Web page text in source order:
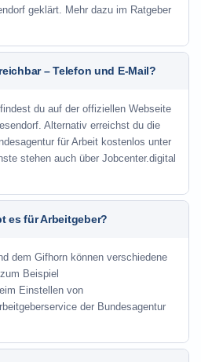
geklärt. Mehr dazu im Ratgeber
– Telefon und E-Mail?
du auf der offiziellen Webseite
Alternativ erreichst du die
für Arbeit kostenlos unter
stehen auch über Jobcenter.digital
es für Arbeitgeber?
dem Gifhorn können verschiedene
Beispiel
Einstellen von
der Bundesagentur